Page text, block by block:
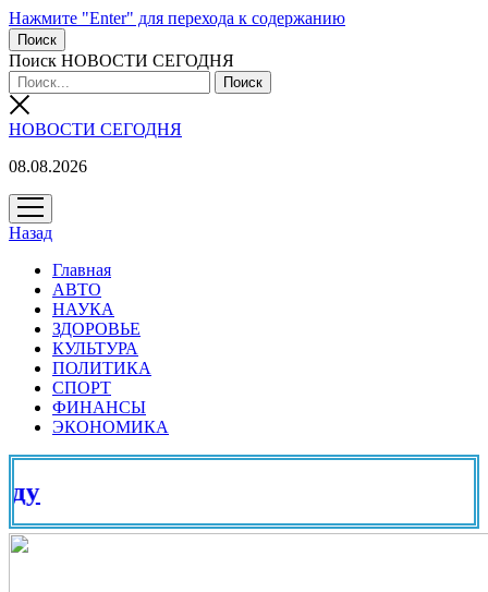
Нажмите "Enter" для перехода к содержанию
Поиск
Поиск НОВОСТИ СЕГОДНЯ
НОВОСТИ СЕГОДНЯ
08.08.2026
открыть
меню
Назад
Главная
АВТО
НАУКА
ЗДОРОВЬЕ
КУЛЬТУРА
ПОЛИТИКА
СПОРТ
ФИНАНСЫ
ЭКОНОМИКА